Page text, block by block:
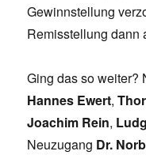
Gewinnstellung
Remisstellung dann
Ging das so weiter?
Hannes Ewert,
Joachim Rein,
Neuzugang Dr.